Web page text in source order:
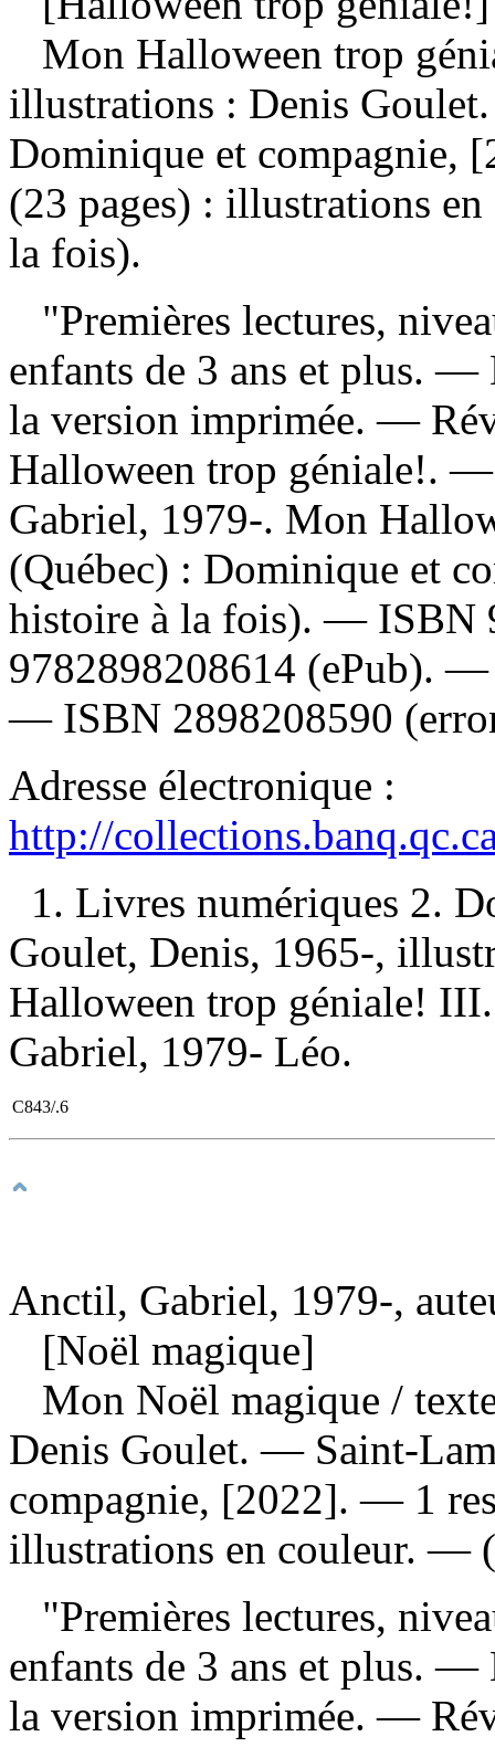
Mon Halloween trop
illustrations : Denis
Dominique et compagnie,
(23 pages) : illustrations
la fois).
"Premières lectures,
enfants de 3 ans et plus. —
la version imprimée. —
Halloween trop géniale!.
Gabriel, 1979-. Mon
(Québec) : Dominique et
histoire à la fois). — ISBN
9782898208614 (ePub).
— ISBN 2898208590
Adresse électronique :
http://
1. Livres numériques 2.
Goulet, Denis, 1965-,
Halloween trop géniale!
Gabriel, 1979- Léo.
C843/.6
Anctil, Gabriel, 1979-,
[Noël magique]
Mon Noël magique /
Denis Goulet. — Saint-
compagnie, [2022]. — 1
illustrations en couleur. —
"Premières lectures,
enfants de 3 ans et plus. —
la version imprimée. —